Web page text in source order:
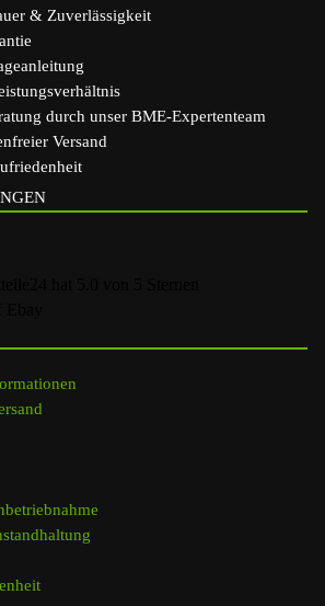
& Zuverlässigkeit
durch unser BME-Expertenteam
Versand